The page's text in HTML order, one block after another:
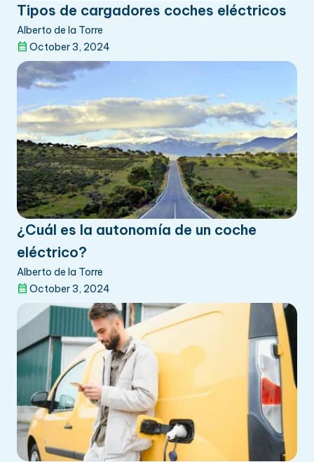
Tipos de cargadores coches eléctricos
Alberto de la Torre
October 3, 2024
¿Cuál es la autonomía de un coche
eléctrico?
Alberto de la Torre
October 3, 2024